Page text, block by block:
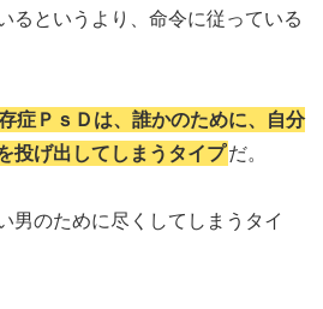
るというより、命令に従っている
症ＰｓＤは、誰かのために、自分
投げ出してしまうタイプだ。
男のために尽くしてしまうタイ